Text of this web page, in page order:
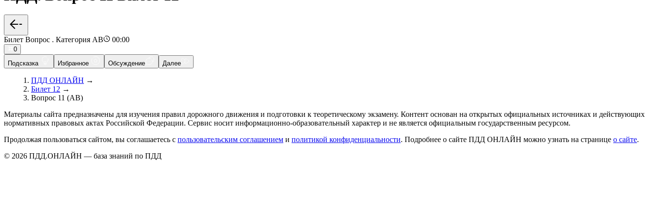
Билет Вопрос . Категория AB 00:00
0
Подсказка
Избранное Обсуждение Далее
ПДД ОНЛАЙН →
Билет 12 →
Вопрос 11 (AB)
Материалы сайта предназначены для изучения правил дорожного движения и подготовки к теоретическому экзамену. Контент основан на открытых официальных источниках и действующих
нормативных правовых актах Российской Федерации. Сервис носит информационно-образовательный характер и не является официальным государственным ресурсом.
Продолжая пользоваться сайтом, вы соглашаетесь с пользовательским соглашением и политикой конфиденциальности. Подробнее о сайте ПДД ОНЛАЙН можно узнать на странице о сайте.
© 2026 ПДД.ОНЛАЙН — база знаний по ПДД